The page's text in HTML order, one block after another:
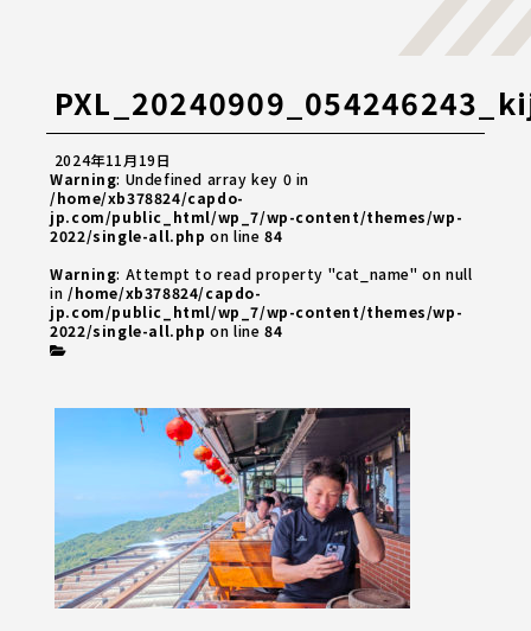
2024年11月19日
Warning: Undefined array key 0 in
/home/xb378824/capdo-
jp.com/public_html/wp_7/wp-content/themes/wp-
2022/single-all.php on line84
Warning: Attempt to read property "cat_name" on null
in/home/xb378824/capdo-
jp.com/public_html/wp_7/wp-content/themes/wp-
2022/single-all.php on line84